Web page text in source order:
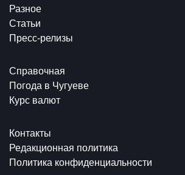
Разное
Статьи
Пресс-релизы
Справочная
Погода в Чугуеве
Курс валют
Контакты
Редакционная политика
Политика конфиденциальности